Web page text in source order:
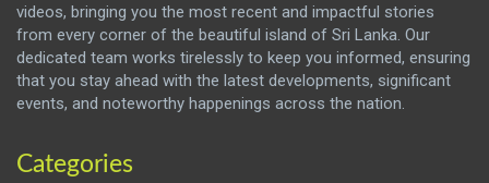
videos, bringing you the most recent and impactful stories
from every corner of the beautiful island of Sri Lanka. Our
dedicated team works tirelessly to keep you informed, ensuring
that you stay ahead with the latest developments, significant
events, and noteworthy happenings across the nation.
Categories